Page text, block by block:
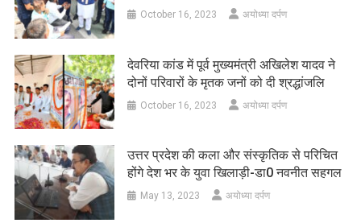
October 16, 2023 अयोध्या दर्पण
देवरिया कांड में पूर्व मुख्यमंत्री अखिलेश यादव ने
दोनों परिवारों के मृतक जनों को दी श्रद्धांजलि
October 16, 2023 अयोध्या दर्पण
उत्तर प्रदेश की कला और संस्कृतिक से परिचित
होंगे देश भर के युवा खिलाड़ी-डा0 नवनीत सहगल
May 13, 2023 अयोध्या दर्पण